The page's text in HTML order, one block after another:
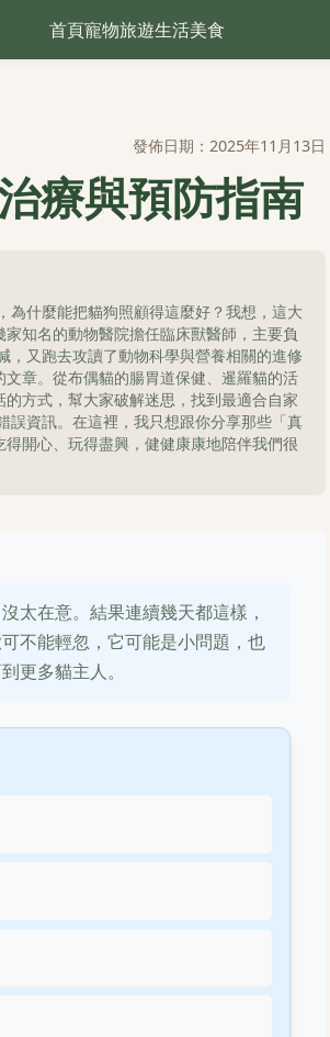
首頁寵物旅遊生活美食
發佈日期：2025年11月13日
療與預防指南
為什麼能把貓狗照顧得這麼好？我想，這大
知名的動物醫院擔任臨床獸醫師，主要負
又跑去攻讀了動物科學與營養相關的進修
章。從布偶貓的腸胃道保健、暹羅貓的活
方式，幫大家破解迷思，找到最適合自家
誤資訊。在這裡，我只想跟你分享那些「真
開心、玩得盡興，健健康康地陪伴我們很
太在意。結果連續幾天都這樣，
不能輕忽，它可能是小問題，也
更多貓主人。